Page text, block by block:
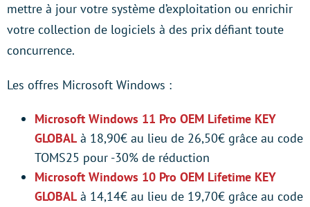
mettre à jour votre système d’exploitation ou enrichir
votre collection de logiciels à des prix défiant toute
concurrence.
Les offres Microsoft Windows :
Microsoft Windows 11 Pro OEM Lifetime KEY
GLOBAL à 18,90€ au lieu de 26,50€ grâce au code
TOMS25 pour -30% de réduction
Microsoft Windows 10 Pro OEM Lifetime KEY
GLOBAL à 14,14€ au lieu de 19,70€ grâce au code